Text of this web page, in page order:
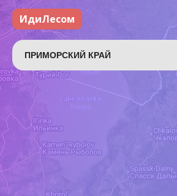
ИдиЛесом
ПРИМОРСКИЙ КРАЙ